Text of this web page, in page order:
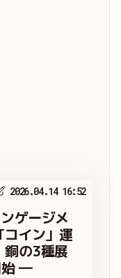
2026.04.14 16:52
ゲージメ
イン」運
の3種展
始 ―